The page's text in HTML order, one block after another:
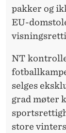
pakker og
EU-
NT
selges
grad møter
store